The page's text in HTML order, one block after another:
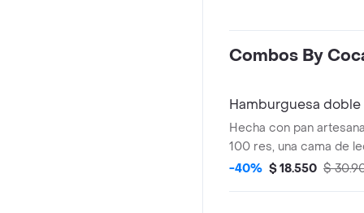
Combos By
Hamburguesa doble
Hecha con pan
100 res, una cama de
cebolla caramelizada,
-40% $ 18.550 $